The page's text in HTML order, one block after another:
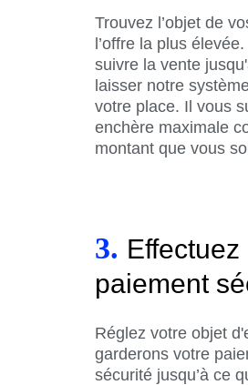
Trouvez l’objet de
l’offre la plus
suivre la vente
laisser notre
votre place. Il vous
enchère maximale
montant que vous
3. Effectuez
paiement
Réglez votre objet
garderons votre
sécurité jusqu’à ce